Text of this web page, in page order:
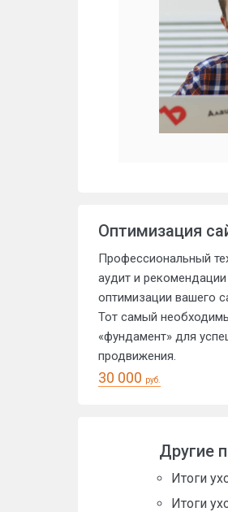
Оптимизация
Профессиональный
аудит и
оптимизации вашего
Тот самый
«фундамент» для
продвижения.
30 000 руб.
Другие
Итоги
Итоги